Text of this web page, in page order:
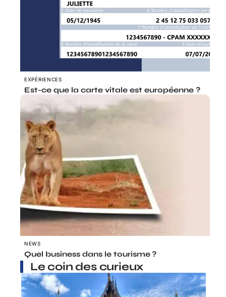
EXPÉRIENCES
Est-ce que la carte vitale est européenne ?
NEWS
Quel business dans le tourisme ?
Le coin des curieux